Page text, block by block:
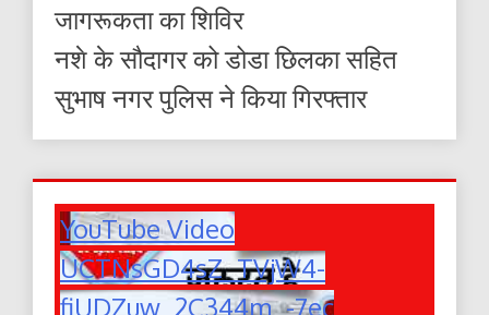
जागरूकता का शिविर
नशे के सौदागर को डोडा छिलका सहित
सुभाष नगर पुलिस ने किया गिरफ्तार
YouTube Video
UCTNsGD4sZ_TVjW4-
fiUDZuw_2C344m_-7ec